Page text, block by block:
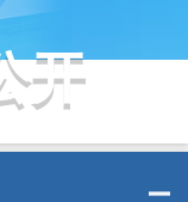
开